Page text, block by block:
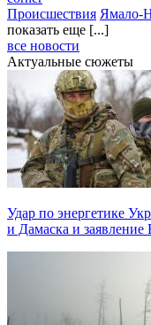
Происшествия Ямало-
показать еще [...]
все новости
Актуальные сюжеты
Удар по энергетике
и Дамаска и заявление